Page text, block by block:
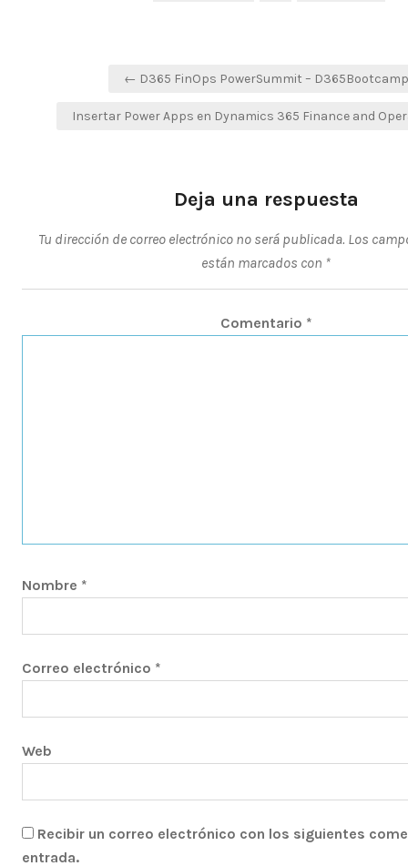
Navegación
entradas
← D365 FinOps PowerSummit – D365Bootcamp
Insertar Power Apps en Dynamics 365 Finance and
Deja una respuesta
Tu dirección de correo electrónico no será publicada. Los
están marcados con *
Comentario *
Nombre *
Correo electrónico *
Web
Recibir un correo electrónico con los siguientes
entrada.